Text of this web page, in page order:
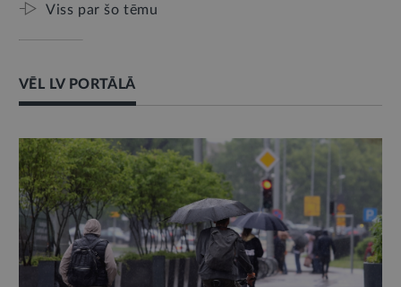
Viss par šo tēmu
VĒL LV PORTĀLĀ